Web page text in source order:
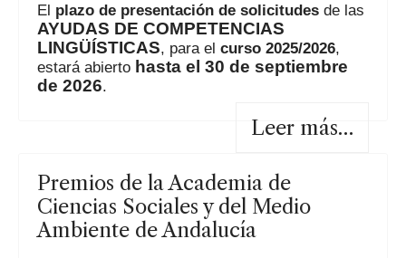
El plazo de presentación de solicitudes de las
AYUDAS DE COMPETENCIAS
LINGÜÍSTICAS, para el curso 2025/2026,
estará abierto hasta el 30 de septiembre
de 2026.
Leer más…
Premios de la Academia de
Ciencias Sociales y del Medio
Ambiente de Andalucía